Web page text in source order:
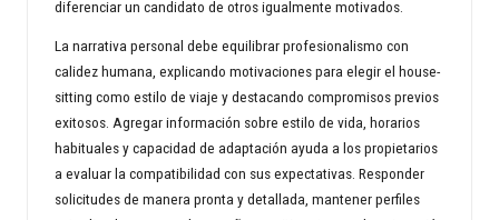
diferenciar un candidato de otros igualmente motivados.
La narrativa personal debe equilibrar profesionalismo con
calidez humana, explicando motivaciones para elegir el house-
sitting como estilo de viaje y destacando compromisos previos
exitosos. Agregar información sobre estilo de vida, horarios
habituales y capacidad de adaptación ayuda a los propietarios
a evaluar la compatibilidad con sus expectativas. Responder
solicitudes de manera pronta y detallada, mantener perfiles